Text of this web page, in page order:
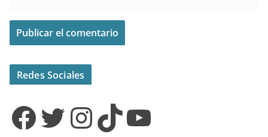
Redes Sociales
Facebook Twitter InstagramTikTok YouTube